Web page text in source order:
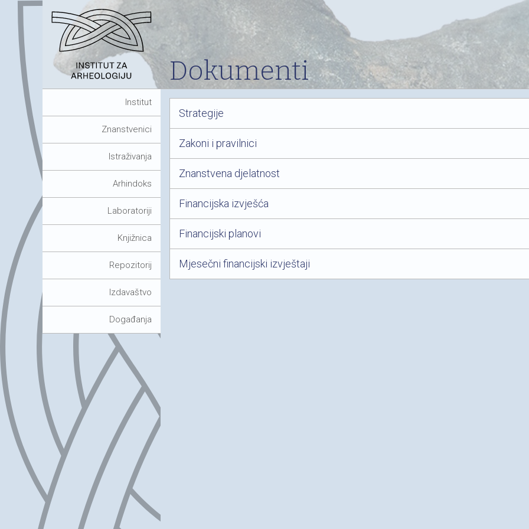
Dokumenti
Institut
Znanstvenici
Istraživanja
Arhindoks
Laboratoriji
Knjižnica
Repozitorij
Izdavaštvo
Događanja
Strategije
Zakoni i pravilnici
Znanstvena djelatnost
Financijska izvješća
Financijski planovi
Mjesečni financijski izvještaji